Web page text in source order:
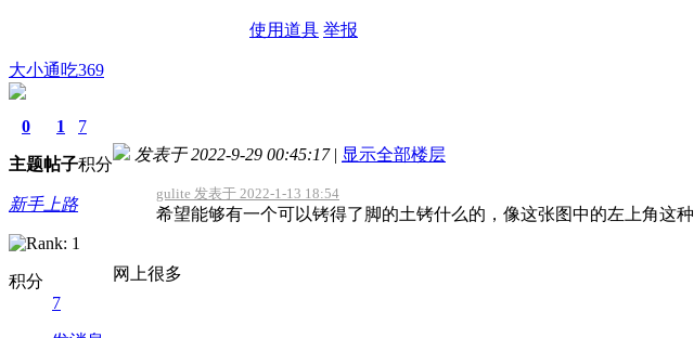
使用道具 举报
大小通吃369
0
主题
1
帖子
7
积分
新手上路
积分
7
发表于 2022-9-29 00:45:17 | 显示全部楼层
gulite 发表于 2022-1-13 18:54
希望能够有一个可以铐得了脚的土铐什么的，像这张图中的左上角这种
网上很多